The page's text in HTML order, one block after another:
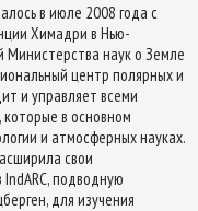
в июле 2008 года с
Химадри в Нью-
Министерства наук о Земле
центр полярных и
и управляет всеми
в основном
и атмосферных науках.
свои
подводную
для изучения